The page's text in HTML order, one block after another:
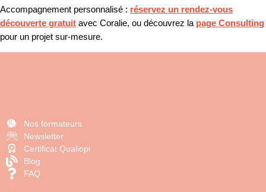
Accompagnement personnalisé : réservez un rendez-vous
découverte gratuit avec Coralie, ou découvrez la page Consulting
pour un projet sur-mesure.
Nos formateurs
Newsletter
Certificat Qualiopi
Blog
FAQ